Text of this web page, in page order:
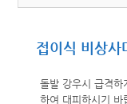
접이식 비상사
돌발 강우시 급격
하여 대피하시기 바